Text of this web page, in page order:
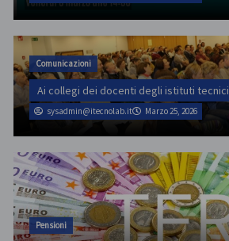
Comunicazioni
Ai collegi dei docenti degli istituti tecnici
sysadmin@itecnolab.it Marzo 25, 2026
Pensioni